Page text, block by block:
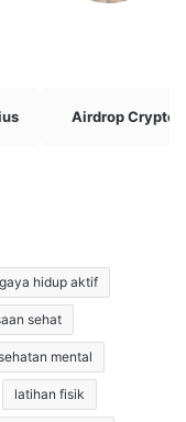
Airdrop Crypto
gaya hidup aktif
sehat
mental
latihan fisik